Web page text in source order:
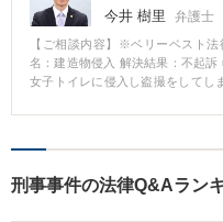
今井 樹里
弁護士
【ご相談内容】※ベリーベスト
名：建造物侵入 解決結果：不起
女子トイレに侵入し盗撮をしてし
撮し現行犯逮捕されたとの相談が
た。 その後は，被害者の方との示
初示談について消極的でしたが，
刑事事件の法律Q&Aラン